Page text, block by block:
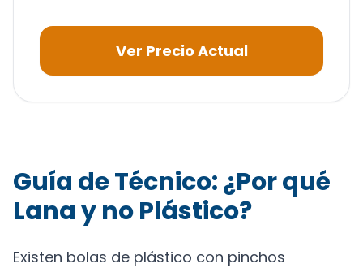
Ver Precio Actual
Guía de Técnico: ¿Por qué
Lana y no Plástico?
Existen bolas de plástico con pinchos